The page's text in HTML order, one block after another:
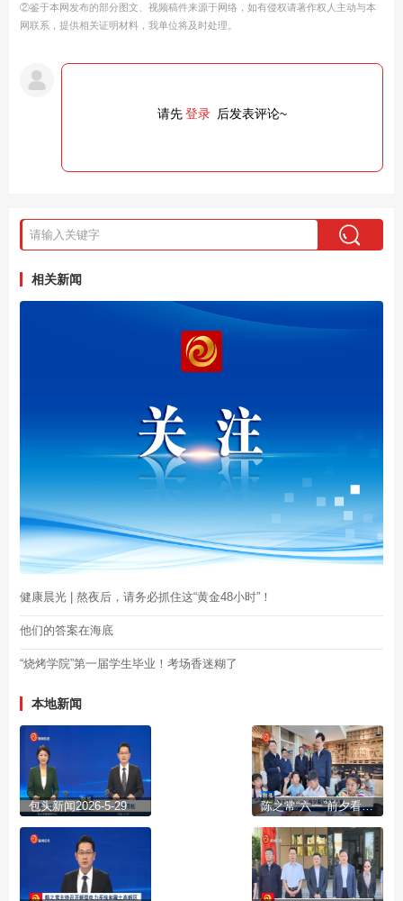
②鉴于本网发布的部分图文、视频稿件来源于网络，如有侵权请著作权人主动与本
网联系，提供相关证明材料，我单位将及时处理。
请先登录 后发表评论~
相关新闻
健康晨光 | 熬夜后，请务必抓住这“黄金48小时”！
他们的答案在海底
“烧烤学院”第一届学生毕业！考场香迷糊了
本地新闻
包头新闻2026-5-29 陈之常“六一”前夕看望少年儿童